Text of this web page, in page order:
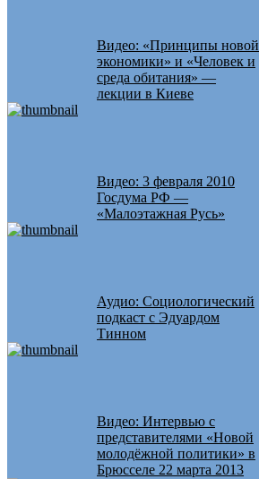
Видео: «Принципы новой
экономики» и «Человек и
среда обитания» —
лекции в Киеве
Видео: 3 февраля 2010
Госдума РФ —
«Малоэтажная Русь»
Аудио: Социологический
подкаст с Эдуардом
Тинном
Видео: Интервью с
представителями «Новой
молодёжной политики» в
Брюсселе 22 марта 2013